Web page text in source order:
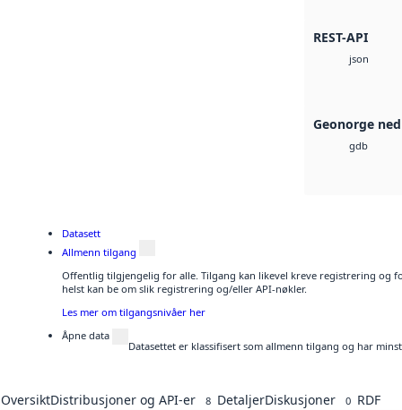
REST-API
json
Geonorge
gdb
Datasett
Allmenn tilgang
Offentlig tilgjengelig for alle. Tilgang kan likevel kreve registrering og
helst kan be om slik registrering og/eller API-nøkler.
Les mer om tilgangsnivåer her
Åpne data
Datasettet er klassifisert som allmenn tilgang og har
OversiktDistribusjoner og API-er 8 DetaljerDiskusjoner 0 RDF